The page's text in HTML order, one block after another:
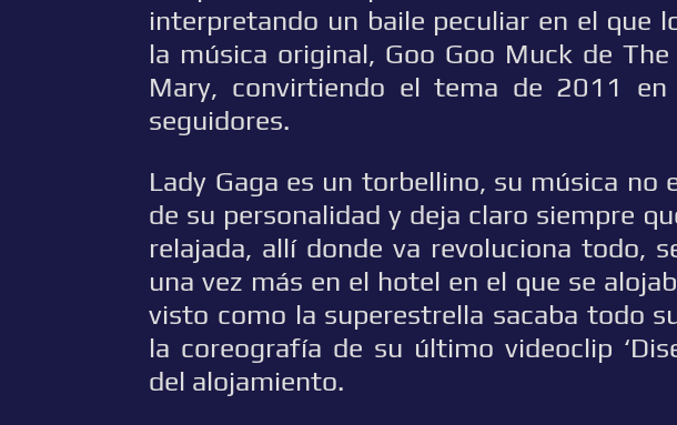
interpretando un baile peculiar en el que
la música original, Goo Goo Muck de
Mary, convirtiendo el tema de 2011
seguidores.
Lady Gaga es un torbellino, su música no
de su personalidad y deja claro siempre
relajada, allí donde va revoluciona todo,
una vez más en el hotel en el que se
visto como la superestrella sacaba todo
la coreografía de su último videoclip
del alojamiento.